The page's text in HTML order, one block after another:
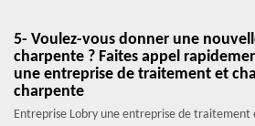
5- Voulez-vous donner une
charpente ? Faites appel
une entreprise de traitement et
charpente
Entreprise Lobry une entreprise de traitement